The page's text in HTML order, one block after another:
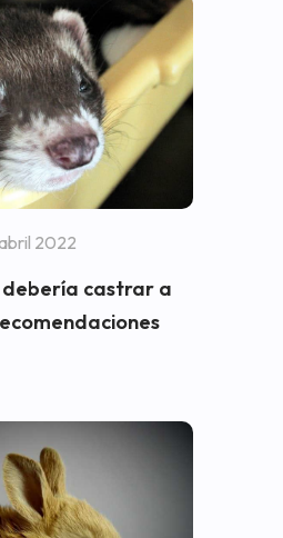
2022
debería castrar a